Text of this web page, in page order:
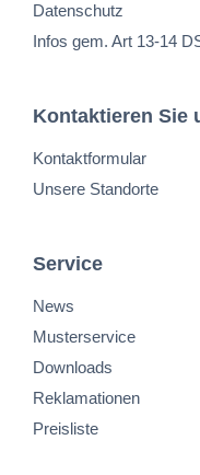
Datenschutz
Infos gem. Art 13-14
Kontaktieren Sie
Kontaktformular
Unsere Standorte
Service
News
Musterservice
Downloads
Reklamationen
Preisliste